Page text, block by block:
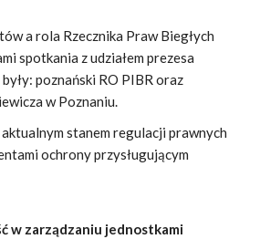
a rola Rzecznika Praw Biegłych
spotkania z udziałem prezesa
poznański RO PIBR oraz
w Poznaniu.
stanem regulacji prawnych
ochrony przysługującym
w zarządzaniu jednostkami